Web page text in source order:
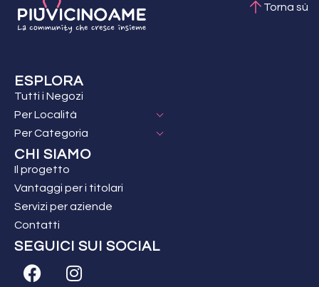
Torna sù
ESPLORA
Tutti i Negozi
Per Località
Per Categoria
CHI SIAMO
Il progetto
Vantaggi per i titolari
Servizi per aziende
Contatti
SEGUICI SUI SOCIAL